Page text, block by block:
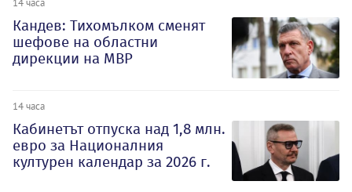
14 часа
Кандев: Тихомълком сменят
шефове на областни
дирекции на МВР
14 часа
Кабинетът отпуска над 1,8 млн.
евро за Националния
културен календар за 2026 г.